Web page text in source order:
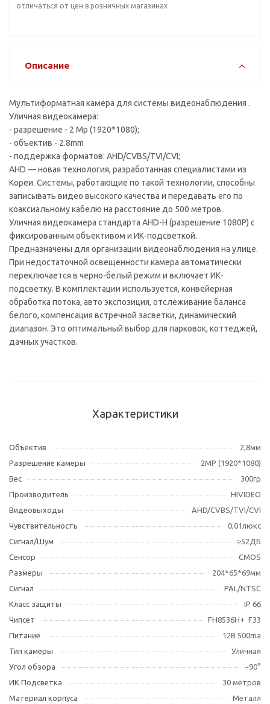
отличаться от цен в розничных магазинах
Описание
Мультиформатная камера для системы видеонаблюдения .
Уличная видеокамера:
- разрешение - 2 Mp (1920*1080);
- объектив - 2.8mm
- поддержка форматов: AHD/CVBS/TVI/CVI;
AHD — новая технология, разработанная специалистами из
Кореи. Системы, работающие по такой технологии, способны
записывать видео высокого качества и передавать его по
коаксиальному кабелю на расстояние до 500 метров.
Уличная видеокамера стандарта AHD-H (разрешение 1080P) с
фиксированным объективом и ИК-подсветкой.
Предназначены для организации видеонаблюдения на улице.
При недостаточной освещенности камера автоматически
переключается в черно-белый режим и включает ИК-
подсветку. В комплектации используется, конвейерная
обработка потока, авто экспозиция, отслеживание баланса
белого, компенсация встречной засветки, динамический
диапазон. Это оптимальный выбор для парковок, коттеджей,
дачных участков.
Характеристики
Объектив
2,8мм
Разрешение камеры
2МР (1920*1080)
Вес
300гр
Производитель
HIVIDEO
Видеовыходы
AHD/CVBS/TVI/CVI
Чувствительность
0,01люкс
Сигнал/Шум
≥52ДБ
Сенсор
CMOS
Размеры
204*65*69мм
Сигнал
PAL/NTSC
Класс защиты
IP 66
Чипсет
FH8536H+ F33
Питание
12В 500ma
Тип камеры
Уличная
Угол обзора
~90°
ИК Подсветка
30 метров
Материал корпуса
Металл